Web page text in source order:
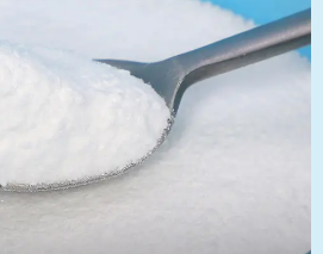
to chemikalia używane do
poziomów pH wody,
że znajduje się ona w
dla konkretnych